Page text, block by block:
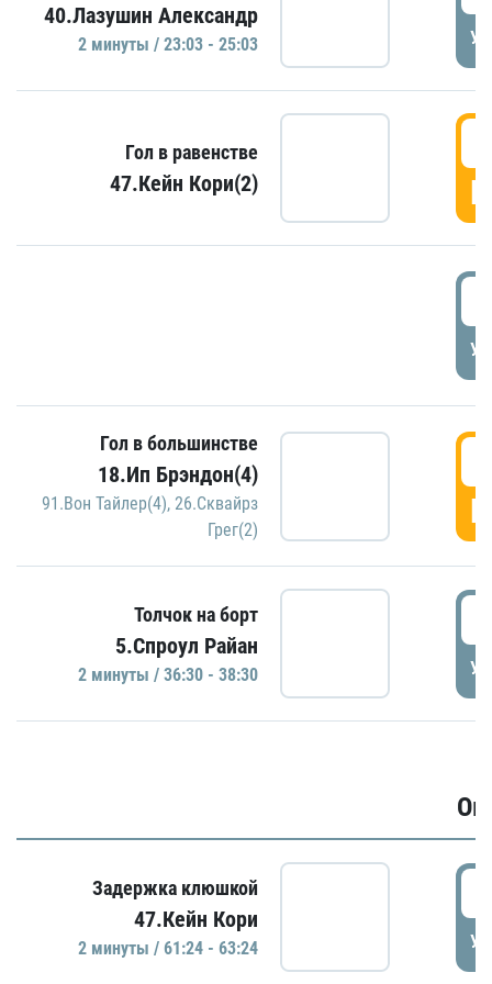
40.Лазушин Александр
2 минуты / 23:03 - 25:03
Гол в равенстве
47.Кейн Кори(2)
Гол в большинстве
18.Ип Брэндон(4)
91.Вон Тайлер(4), 26.Сквайрз
Грег(2)
Толчок на борт
5.Спроул Райан
2 минуты / 36:30 - 38:30
Задержка клюшкой
47.Кейн Кори
2 минуты / 61:24 - 63:24